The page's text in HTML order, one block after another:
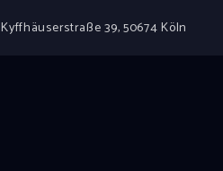
Kyffhäuserstraße 39, 50674 Köln